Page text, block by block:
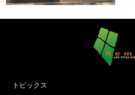
トピックス